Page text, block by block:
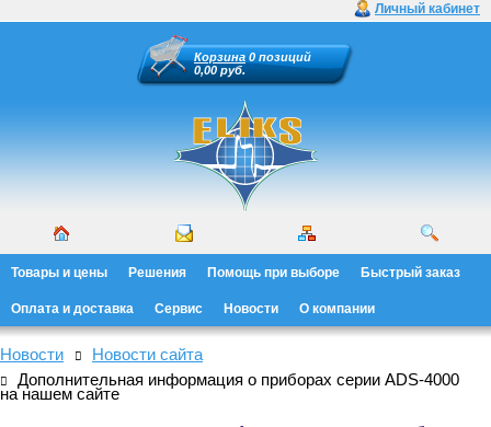
Личный кабинет
Корзина 0 позиций
0,00 руб.
Товары и цены Решения Помощь при выборе Быстрый заказ
Оплата и доставка Сервис Новости О компании
Новости
Новости сайта
Дополнительная информация о приборах серии ADS-4000
на нашем сайте